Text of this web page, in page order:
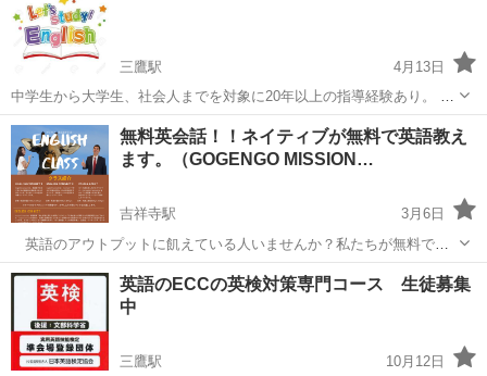
三鷹駅
4月13日
中学生から大学生、社会人までを対象に20年以上の指導経験あり。 講
師はカナダ人（トロント出身）。対面あるいはオンラインでの個別レ
ッスンまたは少人数のグループレッスンを希望する生徒募集中。
TOEIC、TOEFL、ビジネス英語...
東京 武蔵野市 三鷹駅 英会話 トロント
無料英会話！！ネイティブが無料で英語教え
ます。（GOGENGO MISSION…
吉祥寺駅
3月6日
英語のアウトプットに飢えている人いませんか？私たちが無料でお
手伝いします！現在ZOOMを通して、グループ、個人の英会話を無料
で提供しています。アメリカから来たキリスト教教会のボランティア
宣教師が教えるので、どこまで行っても...
東京 武蔵野市 英会話 無料
英語のECCの英検対策専門コース 生徒募集
中
三鷹駅
10月12日